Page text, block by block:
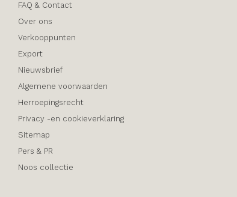
FAQ & Contact
Over ons
Verkooppunten
Export
Nieuwsbrief
Algemene voorwaarden
Herroepingsrecht
Privacy -en cookieverklaring
Sitemap
Pers & PR
Noos collectie